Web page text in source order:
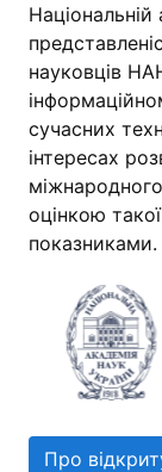
науковців
сучасних
інтересах
оцінкою
показниками.
Про